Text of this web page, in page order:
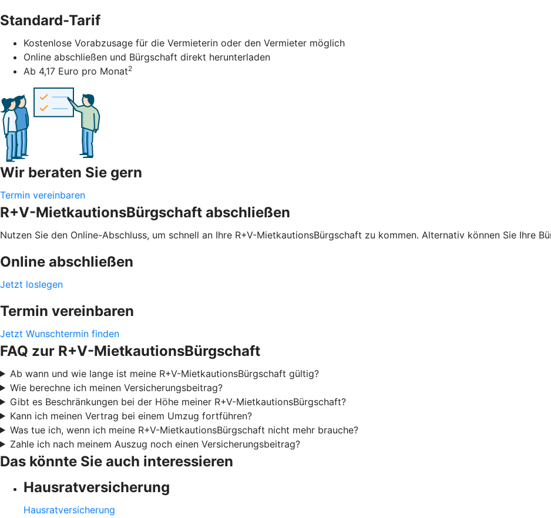
Standard-Tarif
Kostenlose Vorabzusage für die Vermieterin oder den Vermieter möglich
Online abschließen und Bürgschaft direkt herunterladen
Ab 4,17 Euro pro Monat2
Wir beraten Sie gern
Termin vereinbaren
R+V-MietkautionsBürgschaft abschließen
Nutzen Sie den Online-Abschluss, um schnell an Ihre R+V-MietkautionsBürgschaft zu kommen. Alternativ können Sie Ihre
Online abschließen
Jetzt loslegen
Termin vereinbaren
Jetzt Wunschtermin finden
FAQ zur R+V-MietkautionsBürgschaft
Ab wann und wie lange ist meine R+V-MietkautionsBürgschaft gültig?
Wie berechne ich meinen Versicherungsbeitrag?
Gibt es Beschränkungen bei der Höhe meiner R+V-MietkautionsBürgschaft?
Kann ich meinen Vertrag bei einem Umzug fortführen?
Was tue ich, wenn ich meine R+V-MietkautionsBürgschaft nicht mehr brauche?
Zahle ich nach meinem Auszug noch einen Versicherungsbeitrag?
Das könnte Sie auch interessieren
Hausratversicherung
Hausratversicherung